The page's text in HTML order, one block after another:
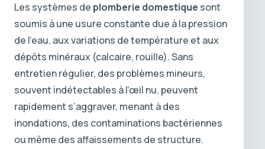
Les systèmes de plomberie domestique sont
soumis à une usure constante due à la pression
de l’eau, aux variations de température et aux
dépôts minéraux (calcaire, rouille). Sans
entretien régulier, des problèmes mineurs,
souvent indétectables à l’œil nu, peuvent
rapidement s’aggraver, menant à des
inondations, des contaminations bactériennes
ou même des affaissements de structure.